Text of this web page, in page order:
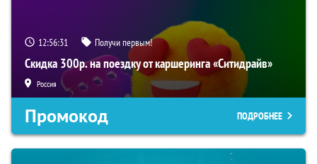
12:56:30 Получи первым!
Скидка 300р. на поездку от каршеринга «Ситидрайв»
Россия
Промокод ПОДРОБНЕЕ